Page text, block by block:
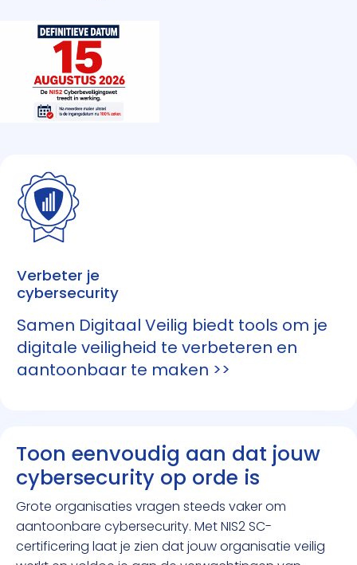
Verbeter je
cybersecurity
Samen Digitaal Veilig biedt tools om je
digitale veiligheid te verbeteren en
aantoonbaar te maken >>
Toon eenvoudig aan dat jouw
cybersecurity op orde is
Grote organisaties vragen steeds vaker om
aantoonbare cybersecurity. Met NIS2 SC-
certificering laat je zien dat jouw organisatie veilig